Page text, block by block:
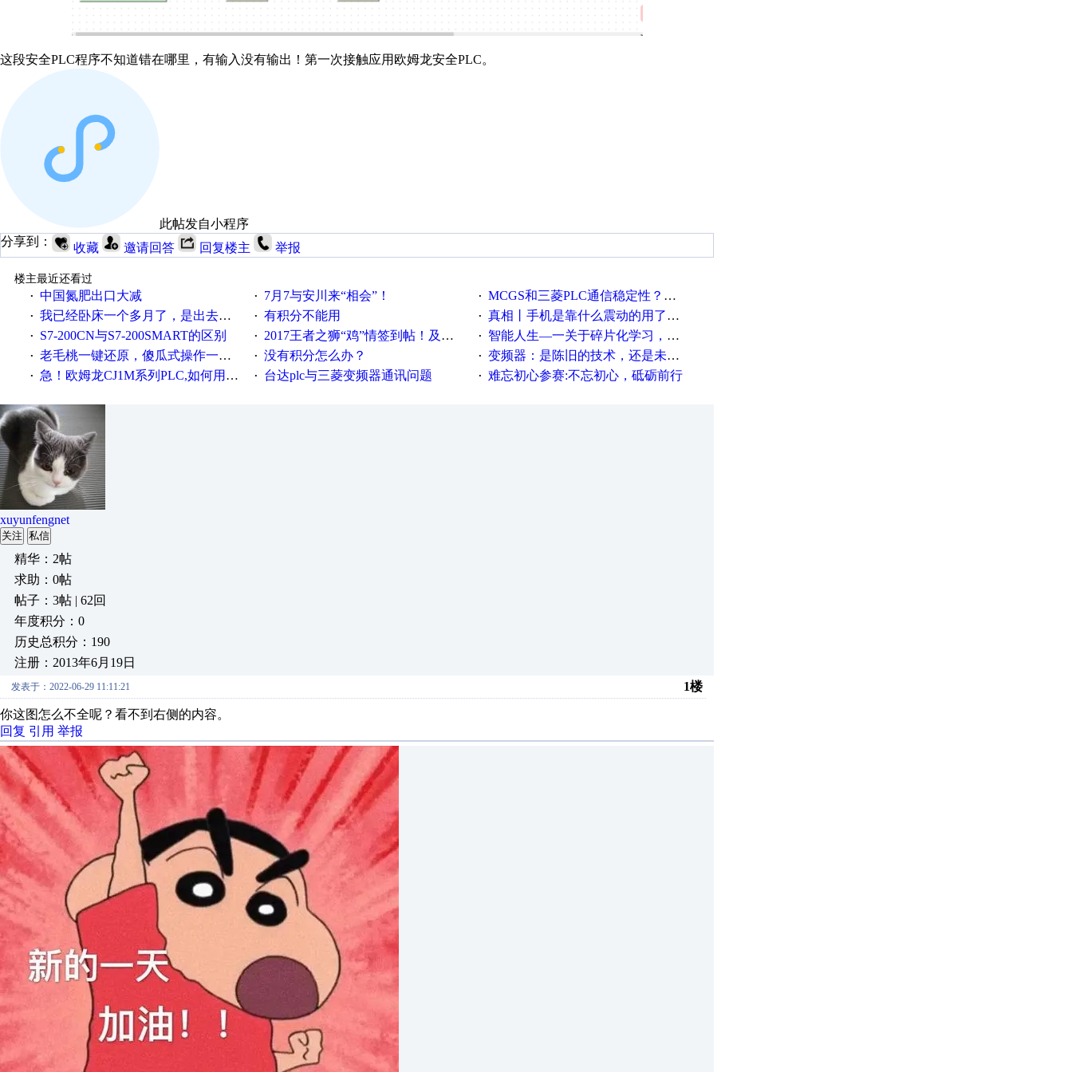
这段安全PLC程序不知道错在哪里，有输入没有输出！第一次接触应用欧姆龙安全PLC。
此帖发自小程序
分享到：
收藏 邀请回答 回复楼主 举报
楼主最近还看过
· 中国氮肥出口大减 · 7月7与安川来“相会”！ · MCGS和三菱PLC通信稳定性？？？
· 我已经卧床一个多月了，是出去安装机械手在高速遭遇车祸所致:大家工作都要特别注意啊 · 有积分不能用 · 真相丨手机是靠什么震动的用了这么多年才知道！
· S7-200CN与S7-200SMART的区别 · 2017王者之狮“鸡”情签到帖！及时更新在线研讨会预告 · 智能人生—一关于碎片化学习，看这一篇就够了！
· 老毛桃一键还原，傻瓜式操作一键轻松备份还原；程序为向导式安装，一键即可实现自动备份或还原系统。 · 没有积分怎么办？ · 变频器：是陈旧的技术，还是未来的幕后英雄？
· 急！欧姆龙CJ1M系列PLC,如何用时间控制变频器。要求时间在组态王中可以自由输入！拜托各位大神了！ · 台达plc与三菱变频器通讯问题 · 难忘初心参赛:不忘初心，砥砺前行
xuyunfengnet
关注 私信
精华：2帖
求助：0帖
帖子：3帖 | 62回
年度积分：0
历史总积分：190
注册：2013年6月19日
发表于：2022-06-29 11:11:21 1楼
你这图怎么不全呢？看不到右侧的内容。
回复 引用 举报